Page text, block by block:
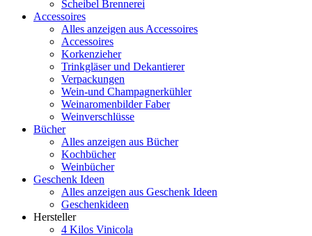
Scheibel Brennerei
Accessoires
Alles anzeigen aus Accessoires
Accessoires
Korkenzieher
Trinkgläser und Dekantierer
Verpackungen
Wein-und Champagnerkühler
Weinaromenbilder Faber
Weinverschlüsse
Bücher
Alles anzeigen aus Bücher
Kochbücher
Weinbücher
Geschenk Ideen
Alles anzeigen aus Geschenk Ideen
Geschenkideen
Hersteller
4 Kilos Vinicola